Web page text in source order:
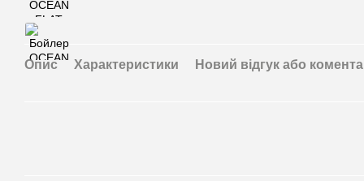
Опис Характеристики Новий відгук або